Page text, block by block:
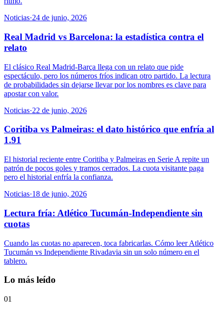
Noticias·24 de junio, 2026
Real Madrid vs Barcelona: la estadística contra el
relato
El clásico Real Madrid-Barça llega con un relato que pide
espectáculo, pero los números fríos indican otro partido. La lectura
de probabilidades sin dejarse llevar por los nombres es clave para
apostar con valor.
Noticias·22 de junio, 2026
Coritiba vs Palmeiras: el dato histórico que enfría al
1.91
El historial reciente entre Coritiba y Palmeiras en Serie A repite un
patrón de pocos goles y tramos cerrados. La cuota visitante paga
pero el historial enfría la confianza.
Noticias·18 de junio, 2026
Lectura fría: Atlético Tucumán-Independiente sin
cuotas
Cuando las cuotas no aparecen, toca fabricarlas. Cómo leer Atlético
Tucumán vs Independiente Rivadavia sin un solo número en el
tablero.
Lo más leído
01